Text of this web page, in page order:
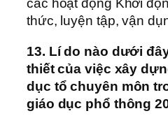
các hoạt động Khởi
thức, luyện tập, vận
13. Lí do nào dưới
thiết của việc xây
dục tổ chuyên môn
giáo dục phổ thông